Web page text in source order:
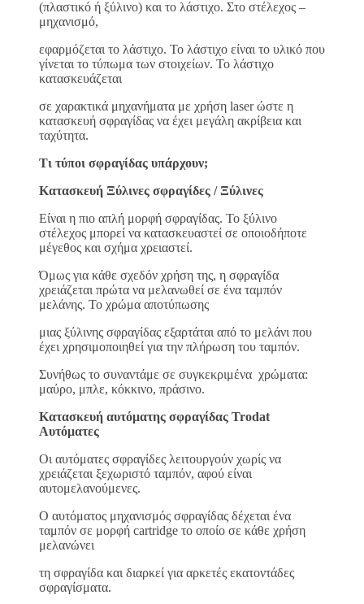
(πλαστικό ή ξύλινο) και το λάστιχο. Στο στέλεχος –
μηχανισμό,
εφαρμόζεται το λάστιχο. Το λάστιχο είναι το υλικό που
γίνεται το τύπωμα των στοιχείων. Το λάστιχο
κατασκευάζεται
σε χαρακτικά μηχανήματα με χρήση laser ώστε η
κατασκευή σφραγίδας να έχει μεγάλη ακρίβεια και
ταχύτητα.
Τι τύποι σφραγίδας υπάρχουν;
Κατασκευή Ξύλινες σφραγίδες / Ξύλινες
Είναι η πιο απλή μορφή σφραγίδας. Το ξύλινο
στέλεχος μπορεί να κατασκευαστεί σε οποιοδήποτε
μέγεθος και σχήμα χρειαστεί.
Όμως για κάθε σχεδόν χρήση της, η σφραγίδα
χρειάζεται πρώτα να μελανωθεί σε ένα ταμπόν
μελάνης. Το χρώμα αποτύπωσης
μιας ξύλινης σφραγίδας εξαρτάται από το μελάνι που
έχει χρησιμοποιηθεί για την πλήρωση του ταμπόν.
Συνήθως το συναντάμε σε συγκεκριμένα χρώματα:
μαύρο, μπλε, κόκκινο, πράσινο.
Κατασκευή αυτόματης σφραγίδας Trodat
Αυτόματες
Οι αυτόματες σφραγίδες λειτουργούν χωρίς να
χρειάζεται ξεχωριστό ταμπόν, αφού είναι
αυτομελανούμενες.
Ο αυτόματος μηχανισμός σφραγίδας δέχεται ένα
ταμπόν σε μορφή cartridge το οποίο σε κάθε χρήση
μελανώνει
τη σφραγίδα και διαρκεί για αρκετές εκατοντάδες
σφραγίσματα.